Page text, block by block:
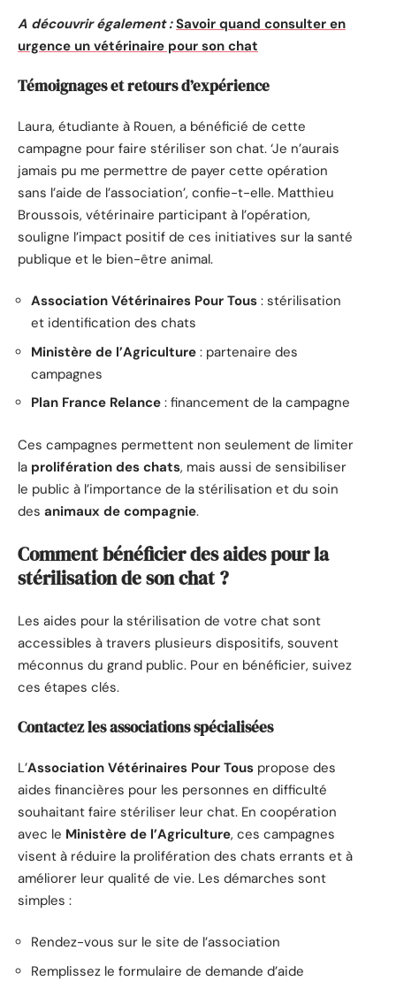
A découvrir également : Savoir quand consulter en
urgence un vétérinaire pour son chat
Témoignages et retours d’expérience
Laura, étudiante à Rouen, a bénéficié de cette
campagne pour faire stériliser son chat. ‘Je n’aurais
jamais pu me permettre de payer cette opération
sans l’aide de l’association’, confie-t-elle. Matthieu
Broussois, vétérinaire participant à l’opération,
souligne l’impact positif de ces initiatives sur la santé
publique et le bien-être animal.
Association Vétérinaires Pour Tous : stérilisation
et identification des chats
Ministère de l’Agriculture : partenaire des
campagnes
Plan France Relance : financement de la campagne
Ces campagnes permettent non seulement de limiter
la prolifération des chats, mais aussi de sensibiliser
le public à l’importance de la stérilisation et du soin
des animaux de compagnie.
Comment bénéficier des aides pour la
stérilisation de son chat ?
Les aides pour la stérilisation de votre chat sont
accessibles à travers plusieurs dispositifs, souvent
méconnus du grand public. Pour en bénéficier, suivez
ces étapes clés.
Contactez les associations spécialisées
L’Association Vétérinaires Pour Tous propose des
aides financières pour les personnes en difficulté
souhaitant faire stériliser leur chat. En coopération
avec le Ministère de l’Agriculture, ces campagnes
visent à réduire la prolifération des chats errants et à
améliorer leur qualité de vie. Les démarches sont
simples :
Rendez-vous sur le site de l’association
Remplissez le formulaire de demande d’aide